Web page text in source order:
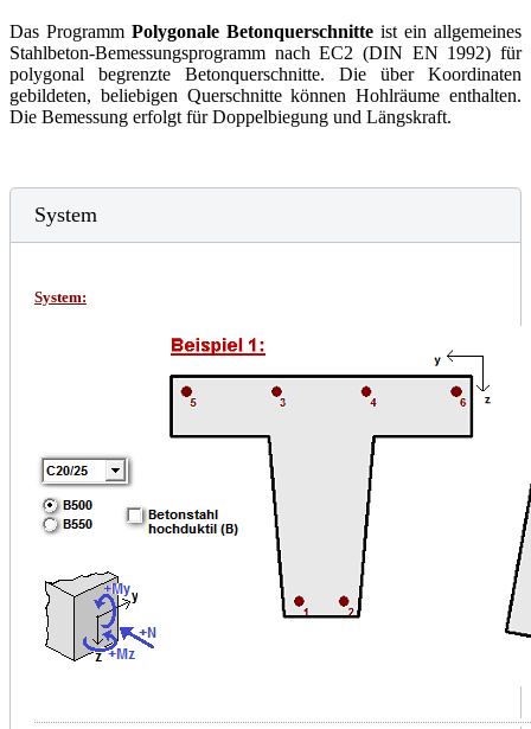
Das Programm Polygonale Betonquerschnitte ist ein allgemeines
Stahlbeton-Bemessungsprogramm nach EC2 (DIN EN 1992) für
polygonal begrenzte Betonquerschnitte. Die über Koordinaten
gebildeten, beliebigen Querschnitte können Hohlräume enthalten.
Die Bemessung erfolgt für Doppelbiegung und Längskraft.
System
System: